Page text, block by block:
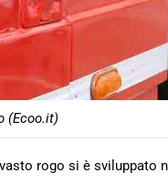
(Ecoo.it)
rogo si è sviluppato